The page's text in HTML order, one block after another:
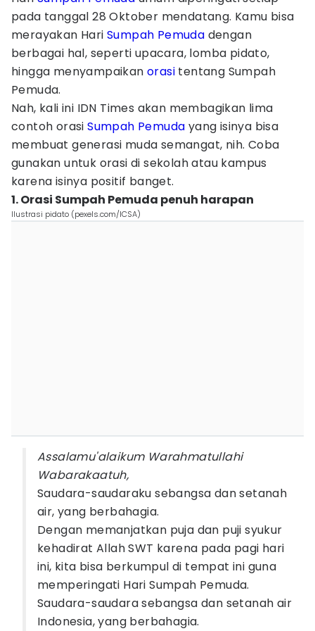
pada tanggal 28 Oktober mendatang. Kamu bisa
merayakan Hari Sumpah Pemuda dengan
berbagai hal, seperti upacara, lomba pidato,
hingga menyampaikan orasi tentang Sumpah
Pemuda.
Nah, kali ini IDN Times akan membagikan lima
contoh orasiSumpah Pemuda yang isinya bisa
membuat generasi muda semangat, nih. Coba
gunakan untuk orasi di sekolah atau kampus
karena isinya positif banget.
1. Orasi Sumpah Pemuda penuh harapan
Ilustrasi pidato (pexels.com/ICSA)
Assalamu'alaikum Warahmatullahi
Wabarakaatuh,
Saudara-saudaraku sebangsa dan setanah
air, yang berbahagia.
Dengan memanjatkan puja dan puji syukur
kehadirat Allah SWT karena pada pagi hari
ini, kita bisa berkumpul di tempat ini guna
memperingati Hari Sumpah Pemuda.
Saudara-saudara sebangsa dan setanah air
Indonesia, yang berbahagia.